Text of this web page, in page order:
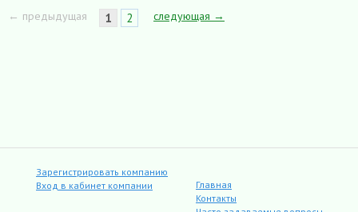
← предыдущая 1 2 следующая →
Зарегистрировать компанию
Вход в кабинет компании
Главная
Контакты